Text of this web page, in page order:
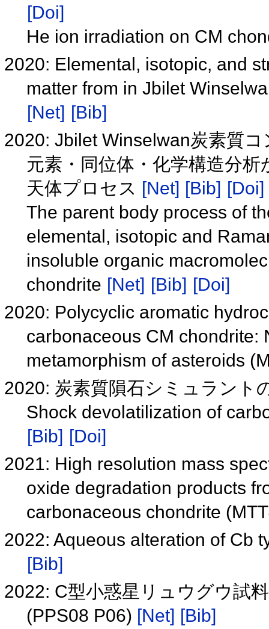
[Doi]
He ion irradiation on CM
2020: Elemental, isotopic, and
matter from in Jbilet
[Net] [Bib]
2020: Jbilet Winselwan炭素質
元素・同位体・化学構造分
天体プロセス [Net] [Bib] [Doi]
The parent body process of
elemental, isotopic and
insoluble organic
chondrite [Net] [Bib] [Doi]
2020: Polycyclic aromatic
carbonaceous CM chondrite:
metamorphism of asteroids
2020: 炭素質隕石シミュラント
Shock devolatilization of
[Bib] [Doi]
2021: High resolution mass
oxide degradation products
carbonaceous chondrite
2022: Aqueous alteration of Cb
[Bib]
2022: C型小惑星リュウグウ試
(PPS08 P06) [Net] [Bib]